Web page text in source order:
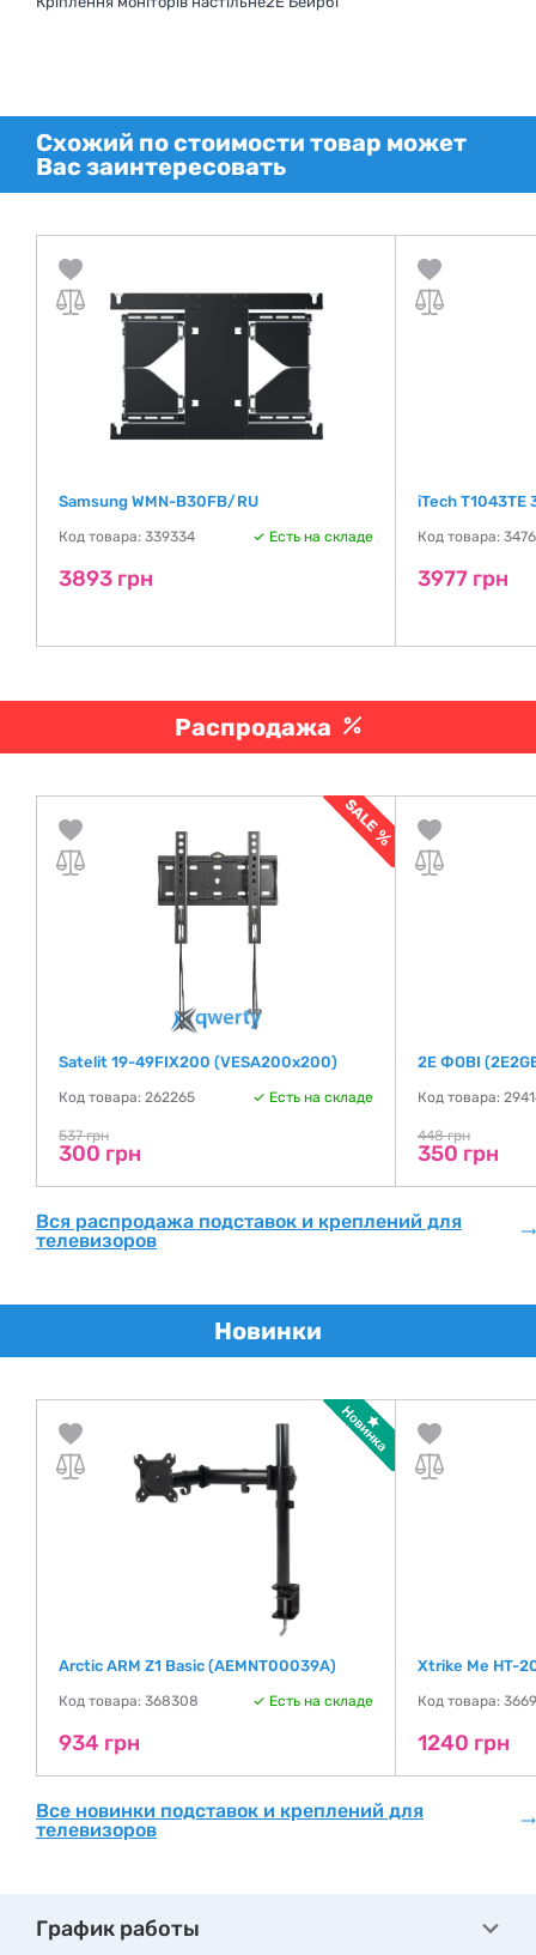
Схожий по стоимости товар может
Вас заинтересовать
Samsung WMN-B30FB/RU
Код товара: 339334 Есть на складе
3893 грн
iTech T1043TE
Код товара:
3977 грн
Распродажа
Satelit 19-49FIX200 (VESA200х200)
Код товара: 262265 Есть на складе
537 грн
300 грн
2E ФОВІ
Код товара:
448 грн
350 грн
Вся распродажа подставок и креплений для
телевизоров
Новинки
Arctic ARM Z1 Basic (AEMNT00039A)
Код товара: 368308 Есть на складе
934 грн
Xtrike Me HT-
Код товара:
1240 грн
Все новинки подставок и креплений для
телевизоров
График работы